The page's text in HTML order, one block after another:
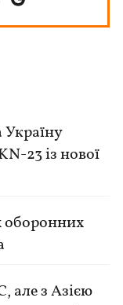
23 із нової
але з Азією